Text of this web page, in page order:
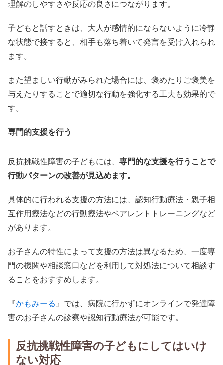
理解のしやすさや反応の良さにつながります。
子どもと話すときは、大人が感情的にならないように冷静
な状態で接すると、相手も落ち着いて発言を受け入れられ
ます。
また望ましい行動がみられた場合には、褒めたりご褒美を
与えたりすることで適切な行動を強化する工夫も効果的で
す。
専門的支援を行う
反抗挑戦性障害の子どもには、 専門的な支援を行うことで
行動パターンの改善が見込めます。
具体的に行われる支援の方法には、認知行動療法・親子相
互作用療法などの行動療法やペアレントトレーニングなど
があります。
お子さんの特性によって支援の方法は異なるため、一度専
門の機関や相談窓口などを利用して対処法について相談す
ることをおすすめします。
『かもみーる』では、病院に行かずにオンラインで発達障
害のお子さんの診察や認知行動療法が可能です。
反抗挑戦性障害の子どもにしてはいけ
ない対応